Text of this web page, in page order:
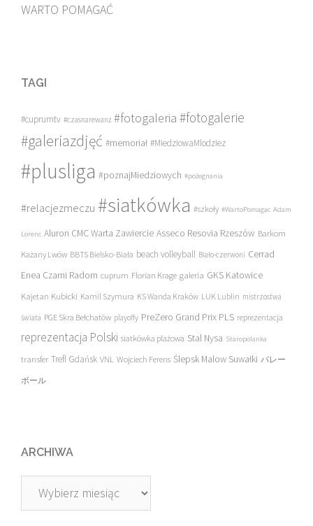
WARTO POMAGAĆ
TAGI
#cuprumtv #czasnarewanż #fotogaleria #fotogalerie
#galeriazdjęć #memoriał #MiedziowaMlodziez
#plusliga #poznajMiedziowych #pożegnania
#relacjezmeczu #siatkówka #szkoły #WartoPomagac Adam
Lorenc Aluron CMC Warta Zawiercie Asseco Resovia Rzeszów Barkom
Każany Lwów BBTS Bielsko-Biała beach volleyball Biało-czerwoni Cerrad
Enea Czarni Radom cuprum Florian Krage galeria GKS Katowice
Kajetan Kubicki Kamil Szymura KS Wanda Kraków LUK Lublin mistrzostwa
świata PGE Skra Bełchatów playoffy PreZero Grand Prix PLS reprezentacja
reprezentacja Polski siatkówka plażowa Stal Nysa Staropolanka
transfer Trefl Gdańsk VNL Wojciech Ferens Ślepsk Malow Suwałki バレー
ボール
ARCHIWA
Archiwa